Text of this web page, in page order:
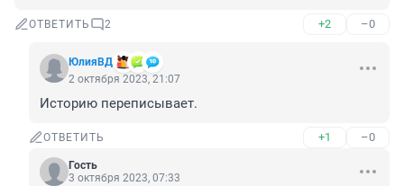
ОТВЕТИТЬ 2 +2 –0
ЮлияВД
2 октября 2023, 21:07
Историю переписывает.
ОТВЕТИТЬ +1 –0
Гость
3 октября 2023, 07:33